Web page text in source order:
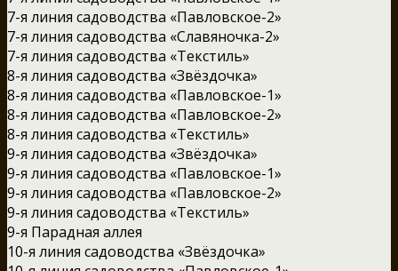
7-я линия садоводства «Павловское-2»
7-я линия садоводства «Славяночка-2»
7-я линия садоводства «Текстиль»
8-я линия садоводства «Звёздочка»
8-я линия садоводства «Павловское-1»
8-я линия садоводства «Павловское-2»
8-я линия садоводства «Текстиль»
9-я линия садоводства «Звёздочка»
9-я линия садоводства «Павловское-1»
9-я линия садоводства «Павловское-2»
9-я линия садоводства «Текстиль»
9-я Парадная аллея
10-я линия садоводства «Звёздочка»